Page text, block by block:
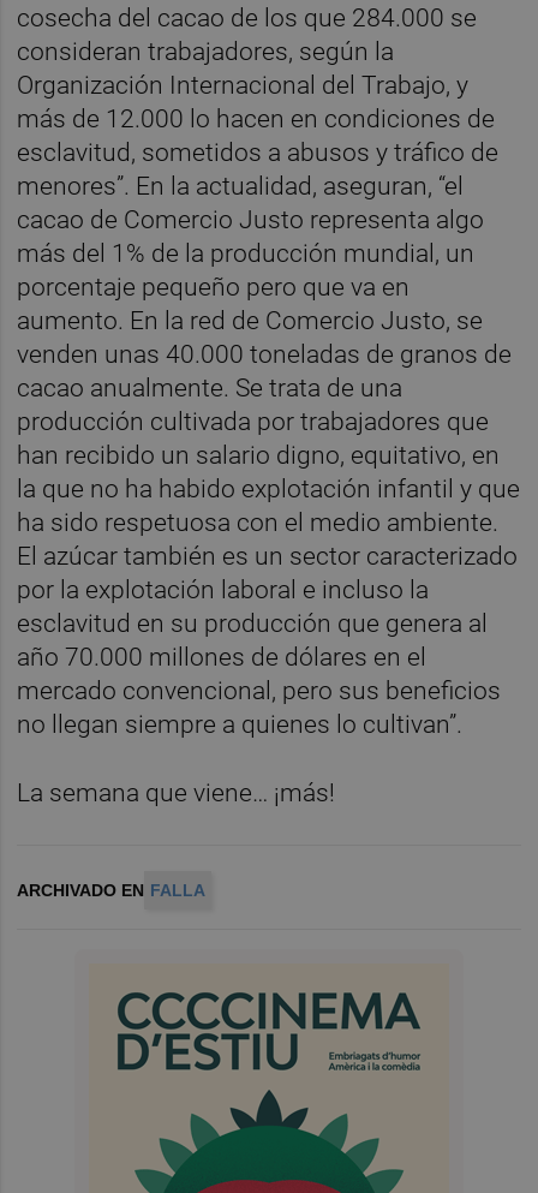
cosecha del cacao de los que 284.000 se
consideran trabajadores, según la
Organización Internacional del Trabajo, y
más de 12.000 lo hacen en condiciones de
esclavitud, sometidos a abusos y tráfico de
menores”. En la actualidad, aseguran, “el
cacao de Comercio Justo representa algo
más del 1% de la producción mundial, un
porcentaje pequeño pero que va en
aumento. En la red de Comercio Justo, se
venden unas 40.000 toneladas de granos de
cacao anualmente. Se trata de una
producción cultivada por trabajadores que
han recibido un salario digno, equitativo, en
la que no ha habido explotación infantil y que
ha sido respetuosa con el medio ambiente.
El azúcar también es un sector caracterizado
por la explotación laboral e incluso la
esclavitud en su producción que genera al
año 70.000 millones de dólares en el
mercado convencional, pero sus beneficios
no llegan siempre a quienes lo cultivan”.
La semana que viene… ¡más!
ARCHIVADO EN FALLA